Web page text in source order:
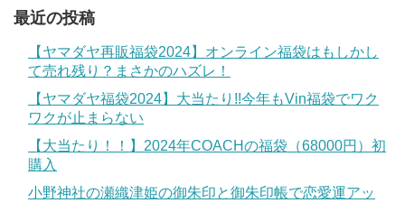
最近の投稿
【ヤマダヤ再販福袋2024】オンライン福袋はもしかし
て売れ残り？まさかのハズレ！
【ヤマダヤ福袋2024】大当たり!!今年もVin福袋でワク
ワクが止まらない
【大当たり！！】2024年COACHの福袋（68000円）初
購入
小野神社の瀬織津姫の御朱印と御朱印帳で恋愛運アッ